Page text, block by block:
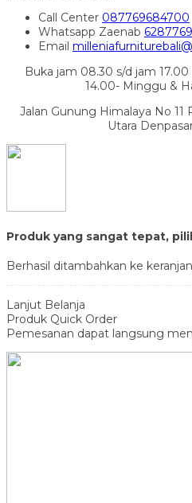
Call Center 087769684700
Whatsapp Zaenab
Email
Buka jam 08.30 s/d jam
14.00- Minggu &
Jalan Gunung Himalaya No
Utara
Produk yang sangat tepat,
Berhasil ditambahkan ke
Lanjut Belanja
Produk Quick Order
Pemesanan dapat langsung